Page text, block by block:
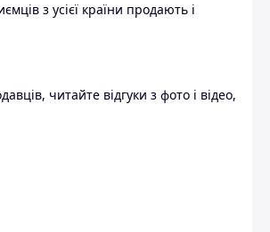
з усієї країни продають і
читайте відгуки з фото і відео,